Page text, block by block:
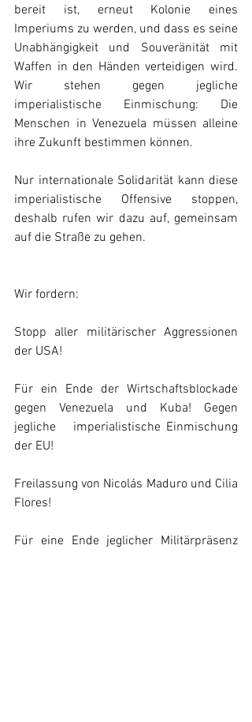
bereit ist, erneut Kolonie eines
Imperiums zu werden, und dass es seine
Unabhängigkeit und Souveränität mit
Waffen in den Händen verteidigen wird.
Wir stehen gegen jegliche
imperialistische Einmischung: Die
Menschen in Venezuela müssen alleine
ihre Zukunft bestimmen können.
Nur internationale Solidarität kann diese
imperialistische Offensive stoppen,
deshalb rufen wir dazu auf, gemeinsam
auf die Straße zu gehen.
Wir fordern:
Stopp aller militärischer Aggressionen
der USA!
Für ein Ende der Wirtschaftsblockade
gegen Venezuela und Kuba! Gegen
jegliche   imperialistische Einmischung
der EU!
Freilassung von Nicolás Maduro und Cilia
Flores!
Für eine Ende jeglicher Militärpräsenz